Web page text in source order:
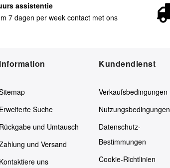
assistentie
Information
Erweiterte Suche
Rückgabe und Umtausch
und Versand
Kontaktiere uns
Kundendienst
Verkaufsbedingungen
Nutzungsbedingungen
Datenschutz-
Bestimmungen
Cookie-Richtlinien